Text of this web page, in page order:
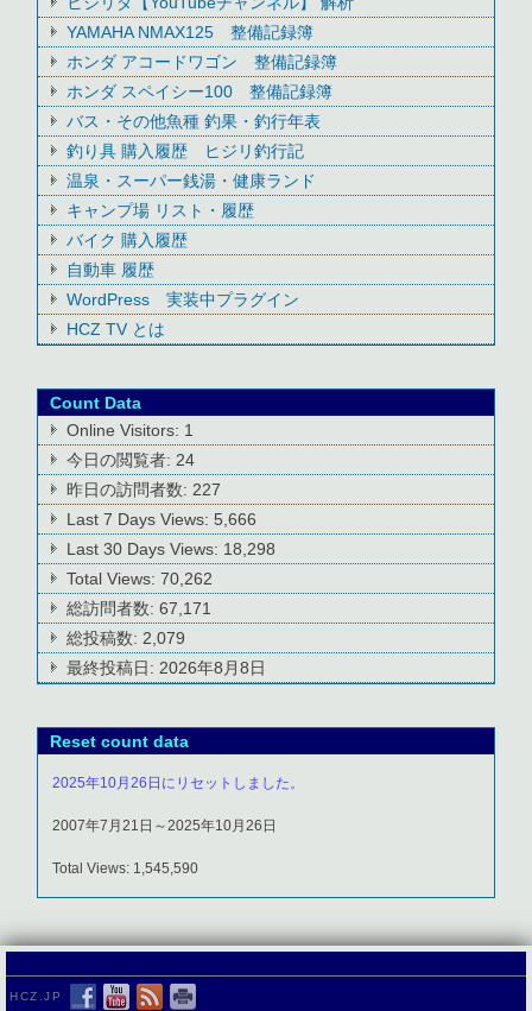
YAMAHA NMAX125 整備記録簿
ホンダ アコードワゴン 整備記録簿
ホンダ スペイシー100 整備記録簿
バス・その他魚種 釣果・釣行年表
釣り具 購入履歴 ヒジリ釣行記
温泉・スーパー銭湯・健康ランド
キャンプ場 リスト・履歴
バイク 購入履歴
自動車 履歴
WordPress 実装中プラグイン
HCZ TV とは
Count Data
Online Visitors: 1
今日の閲覧者: 24
昨日の訪問者数: 227
Last 7 Days Views: 5,666
Last 30 Days Views: 18,298
Total Views:70,262
総訪問者数:67,171
総投稿数: 2,079
最終投稿日: 2026年8月8日
Reset count data
2025年10月26日にリセットしました。
2007年7月21日～2025年10月26日
Total Views: 1,545,590
HCZ.JP